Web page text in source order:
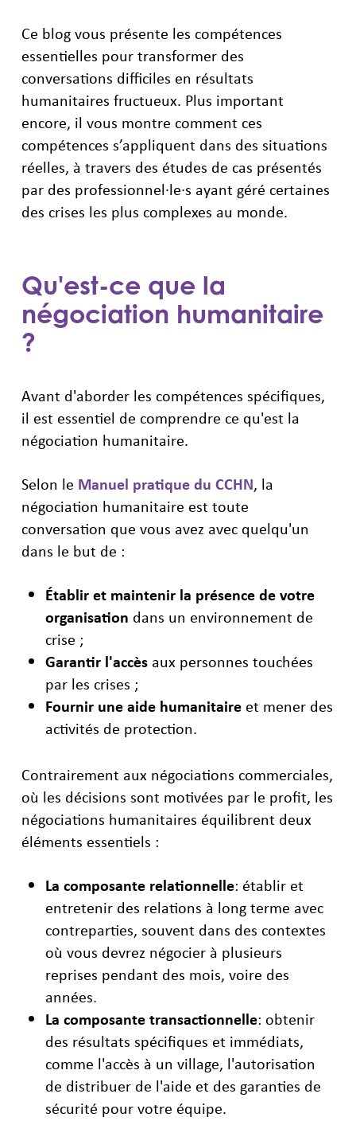
Ce blog vous présente les compétences
essentielles pour transformer des
conversations difficiles en résultats
humanitaires fructueux. Plus important
encore, il vous montre comment ces
compétences s’appliquent dans des situations
réelles, à travers des études de cas présentés
par des professionnel·le·s ayant géré certaines
des crises les plus complexes au monde.
Qu'est-ce que la
négociation humanitaire
?
Avant d'aborder les compétences spécifiques,
il est essentiel de comprendre ce qu'est la
négociation humanitaire.
Selon le Manuel pratique du CCHN, la
négociation humanitaire est toute
conversation que vous avez avec quelqu'un
dans le but de :
Établir et maintenir la présence de votre
organisation dans un environnement de
crise ;
Garantir l'accèsaux personnes touchées
par les crises ;
Fournir une aide humanitaireet mener des
activités de protection.
Contrairement aux négociations commerciales,
où les décisions sont motivées par le profit, les
négociations humanitaires équilibrent deux
éléments essentiels :
La composante relationnelle: établir et
entretenir des relations à long terme avec
contreparties, souvent dans des contextes
où vous devrez négocier à plusieurs
reprises pendant des mois, voire des
années.
La composante transactionnelle: obtenir
des résultats spécifiques et immédiats,
comme l'accès à un village, l'autorisation
de distribuer de l'aide et des garanties de
sécurité pour votre équipe.